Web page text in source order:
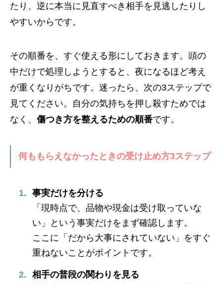
たり、逆に本当に見直すべき相手を見逃したりし
やすいからです。
その順番を、すぐ使える形にしておきます。頭の
中だけで処理しようとすると、夜になるほど考え
が重くなりがちです。迷ったら、次の3ステップで
見てください。自分の気持ちを押し殺すためでは
なく、傷つき方を整えるための順番です。
何ももらえなかったときの受け止め方3ステップ
事実だけを分ける
「現時点で、品物や現金は受け取っていな
い」という事実だけをまず確認します。
ここに「だから大事にされていない」をすぐ
重ねないことがポイントです。
相手の普段の関わりを見る